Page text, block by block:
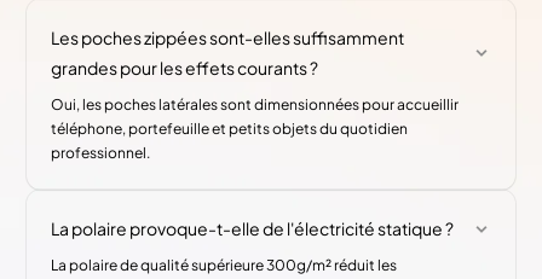
Les poches zippées sont-elles suffisamment
grandes pour les effets courants ?
Oui, les poches latérales sont dimensionnées pour accueillir
téléphone, portefeuille et petits objets du quotidien
professionnel.
La polaire provoque-t-elle de l'électricité statique ?
La polaire de qualité supérieure 300g/m² réduit les